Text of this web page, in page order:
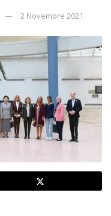
2 Novembre 2021